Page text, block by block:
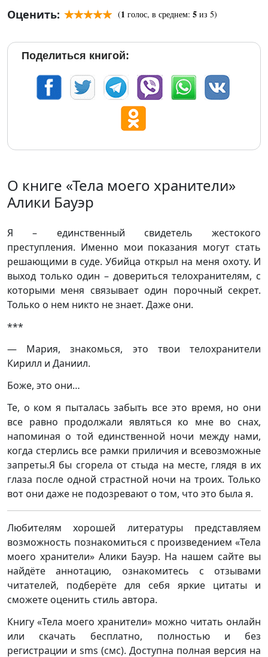
Оценить:
(1 голос, в среднем: 5 из 5)
Поделиться книгой:
О книге «Тела моего хранители»
Алики Бауэр
Я – единственный свидетель жестокого
преступления. Именно мои показания могут стать
решающими в суде. Убийца открыл на меня охоту. И
выход только один – довериться телохранителям, с
которыми меня связывает один порочный секрет.
Только о нем никто не знает. Даже они.
***
— Мария, знакомься, это твои телохранители
Кирилл и Даниил.
Боже, это они…
Те, о ком я пыталась забыть все это время, но они
все равно продолжали являться ко мне во снах,
напоминая о той единственной ночи между нами,
когда стерлись все рамки приличия и всевозможные
запреты.Я бы сгорела от стыда на месте, глядя в их
глаза после одной страстной ночи на троих. Только
вот они даже не подозревают о том, что это была я.
Любителям хорошей литературы представляем
возможность познакомиться с произведением «Тела
моего хранители» Алики Бауэр. На нашем сайте вы
найдёте аннотацию, ознакомитесь с отзывами
читателей, подберёте для себя яркие цитаты и
сможете оценить стиль автора.
Книгу «Тела моего хранители» можно читать онлайн
или скачать бесплатно, полностью и без
регистрации и sms (смс). Доступна полная версия на